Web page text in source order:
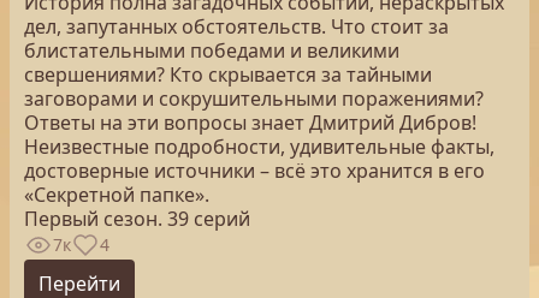
дел, запутанных обстоятельств. Что стоит за
блистательными победами и великими
свершениями? Кто скрывается за тайными
заговорами и сокрушительными поражениями?
Ответы на эти вопросы знает Дмитрий Дибров!
Неизвестные подробности, удивительные факты,
достоверные источники – всё это хранится в его
«Секретной папке».
Первый сезон. 39 серий
7к 4
Перейти